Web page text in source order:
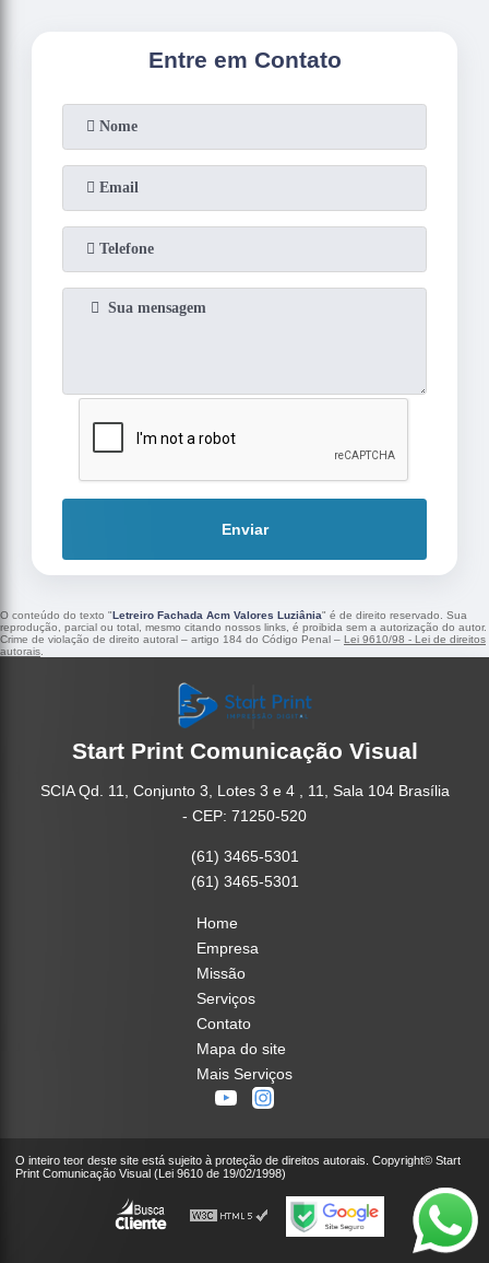
Entre em Contato
Enviar
O conteúdo do texto "Letreiro Fachada Acm Valores Luziânia" é de direito reservado. Sua
reprodução, parcial ou total, mesmo citando nossos links, é proibida sem a autorização do autor.
Crime de violação de direito autoral – artigo 184 do Código Penal – Lei 9610/98 - Lei de direitos
autorais
Start Print Comunicação Visual
SCIA Qd. 11, Conjunto 3, Lotes 3 e 4 , 11, Sala 104 Brasília
- CEP: 71250-520
(61) 3465-5301
(61) 3465-5301
Home
Empresa
Missão
Serviços
Contato
Mapa do site
Mais Serviços
O inteiro teor deste site está sujeito à proteção de direitos autorais. Copyright© Start
Print Comunicação Visual (Lei 9610 de 19/02/1998)